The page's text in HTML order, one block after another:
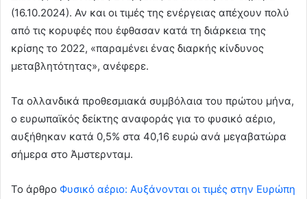
(16.10.2024). Αν και οι τιμές της ενέργειας απέχουν πολύ
από τις κορυφές που έφθασαν κατά τη διάρκεια της
κρίσης το 2022, «παραμένει ένας διαρκής κίνδυνος
μεταβλητότητας», ανέφερε.
Τα ολλανδικά προθεσμιακά συμβόλαια του πρώτου μήνα,
ο ευρωπαϊκός δείκτης αναφοράς για το φυσικό αέριο,
αυξήθηκαν κατά 0,5% στα 40,16 ευρώ ανά μεγαβατώρα
σήμερα στο Άμστερνταμ.
To άρθρο Φυσικό αέριο: Αυξάνονται οι τιμές στην Ευρώπη